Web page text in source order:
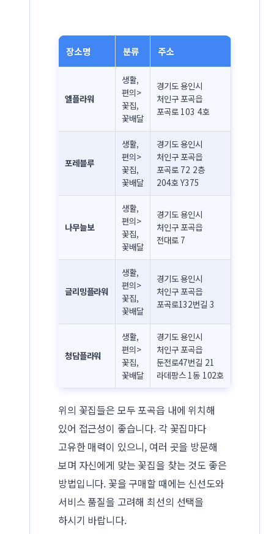
장소명 분류 주소
엘플라워
생활,
편의>
꽃집,
꽃배달
경기도 용인시
처인구 포곡읍
포곡로 103 4호
포레블루
생활,
편의>
꽃집,
꽃배달
경기도 용인시
처인구 포곡읍
포곡로 72 2층
204호 Y375
나무늘보
생활,
편의>
꽃집,
꽃배달
경기도 용인시
처인구 포곡읍
전대로 7
글리밍플라워
생활,
편의>
꽃집,
꽃배달
경기도 용인시
처인구 포곡읍
포곡로132번길 3
청담플라워
생활,
편의>
꽃집,
꽃배달
경기도 용인시
처인구 포곡읍
둔전로47번길 21
라데팡스 1동 102호
위의 꽃집들은 모두 포곡읍 내에 위치해
있어 접근성이 좋습니다. 각 꽃집마다
고유한 매력이 있으니, 여러 곳을 방문해
보며 자신에게 맞는 꽃집을 찾는 것도 좋은
방법입니다. 꽃을 구매할 때에는 신선도와
서비스 품질을 고려해 최선의 선택을
하시기 바랍니다.